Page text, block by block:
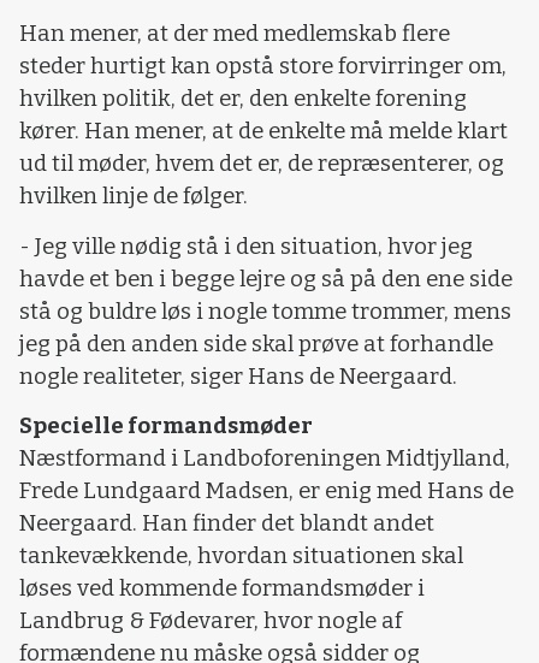
Han mener, at der med medlemskab flere
steder hurtigt kan opstå store forvirringer om,
hvilken politik, det er, den enkelte forening
kører. Han mener, at de enkelte må melde klart
ud til møder, hvem det er, de repræsenterer, og
hvilken linje de følger.
- Jeg ville nødig stå i den situation, hvor jeg
havde et ben i begge lejre og så på den ene side
stå og buldre løs i nogle tomme trommer, mens
jeg på den anden side skal prøve at forhandle
nogle realiteter, siger Hans de Neergaard.
Specielle formandsmøder
Næstformand i Landboforeningen Midtjylland,
Frede Lundgaard Madsen, er enig med Hans de
Neergaard. Han finder det blandt andet
tankevækkende, hvordan situationen skal
løses ved kommende formandsmøder i
Landbrug & Fødevarer, hvor nogle af
formændene nu måske også sidder og